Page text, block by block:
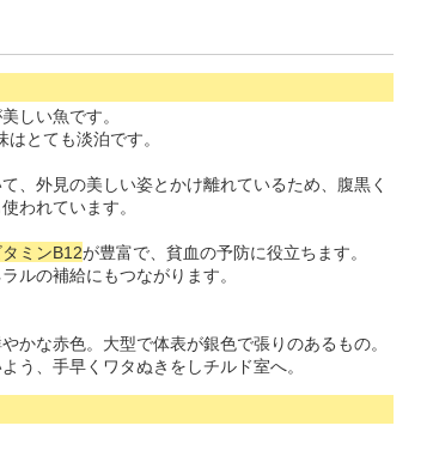
しい魚です。
とても淡泊です。
、外見の美しい姿とかけ離れているため、腹黒く
われています。
タミンB12が豊富で、貧血の予防に役立ちます。
ルの補給にもつながります。
かな赤色。大型で体表が銀色で張りのあるもの。
う、手早くワタぬきをしチルド室へ。